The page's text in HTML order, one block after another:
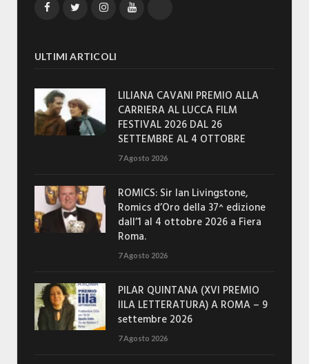
FacebookTwitterInstagramYouTube
ULTIMI ARTICOLI
LILIANA CAVANI PREMIO ALLA
CARRIERA AL LUCCA FILM
FESTIVAL 2026 DAL 26
SETTEMBRE AL 4 OTTOBRE
7 Agosto 2026
ROMICS: Sir Ian Livingstone,
Romics d’Oro della 37^ edizione
dall’1 al 4 ottobre 2026 a Fiera
Roma.
7 Agosto 2026
PILAR QUINTANA (XVI PREMIO
IILA LETTERATURA) A ROMA – 9
settembre 2026
7 Agosto 2026